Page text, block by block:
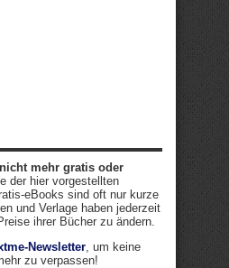
mehr gratis oder
der hier vorgestellten
eBooks sind oft nur kurze
und Verlage haben jederzeit
ihrer Bücher zu ändern.
Newsletter, um keine
zu verpassen!